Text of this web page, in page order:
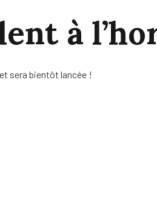
à
sera bientôt lancée !